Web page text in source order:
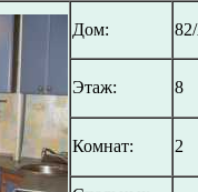
Дом:
Этаж: 8
Комнат: 2